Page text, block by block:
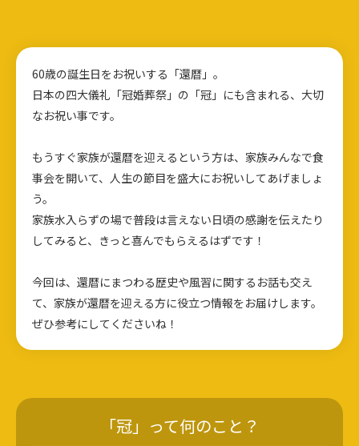
60歳の誕生日をお祝いする「還暦」。
日本の四大儀礼「冠婚葬祭」の「冠」にも含まれる、大切
なお祝い事です。
もうすぐ家族が還暦を迎えるという方は、家族みんなで食
事会を開いて、人生の節目を盛大にお祝いしてあげましょ
う。
家族水入らずの場で普段は言えない日頃の感謝を伝えたり
してみると、きっと喜んでもらえるはずです！
今回は、還暦にまつわる歴史や風習に関するお話も交え
て、家族が還暦を迎える方に役立つ情報をお届けします。
ぜひ参考にしてくださいね！
「冠」って何のこと？